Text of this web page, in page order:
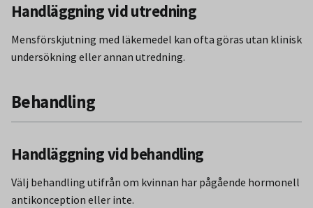
Handläggning vid utredning
Mensförskjutning med läkemedel kan ofta göras utan klinisk
undersökning eller annan utredning.
Behandling
Handläggning vid behandling
Välj behandling utifrån om kvinnan har pågående hormonell
antikonception eller inte.